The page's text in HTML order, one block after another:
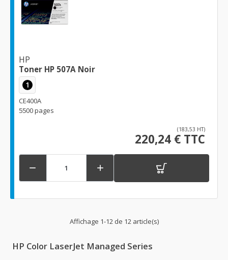
HP
Toner HP 507A Noir
1
CE400A
5500 pages
(183,53 HT)
220,24 € TTC
 
Affichage 1-12 de 12 article(s)
HP Color LaserJet Managed Series